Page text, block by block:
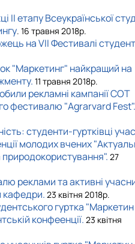
II етапу Всеукраїнської
. 16 травня 2018р.
на VII Фестивалі студент
"Маркетинг" найкращий на
11 травня 2018р.
рекламні кампанії СОТ
фестивалю "Agrarvard Fest".
студенти-гуртківці учас
молодих вчених
27
реклами та активні
кафедри. 23 квітня 2018р.
гуртка "Маркетин
конфеенції. 23 квітня